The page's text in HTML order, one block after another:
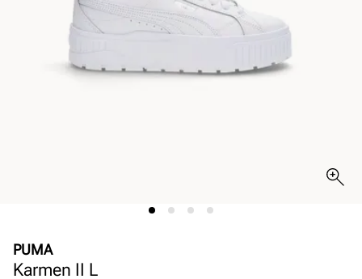
PUMA
Karmen II L